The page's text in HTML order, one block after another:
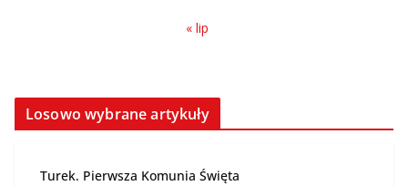
« lip
Losowo wybrane artykuły
Turek. Pierwsza Komunia Święta